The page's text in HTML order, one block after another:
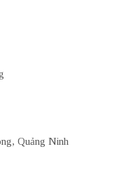
Quảng Ninh